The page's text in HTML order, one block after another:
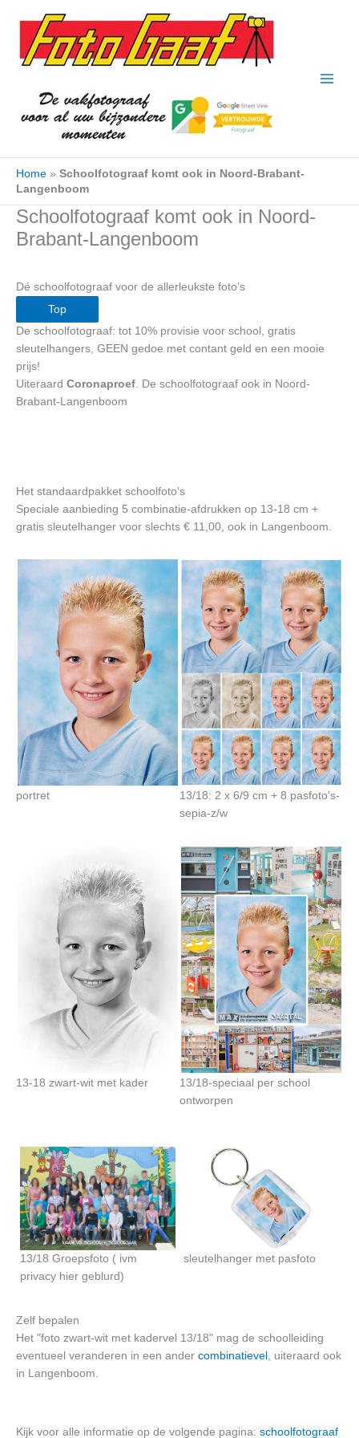
naar
inhoud
Home » Schoolfotograaf komt ook in Noord-Brabant-
Langenboom
Schoolfotograaf komt ook in Noord-
Brabant-Langenboom
Dé schoolfotograaf voor de allerleukste foto’s
Top
De schoolfotograaf: tot 10% provisie voor school, gratis
sleutelhangers, GEEN gedoe met contant geld en een mooie
prijs!
Uiteraard Coronaproef . De schoolfotograaf ook in Noord-
Brabant-Langenboom
Het standaardpakket schoolfoto's
Speciale aanbieding 5 combinatie-afdrukken op 13-18 cm +
gratis sleutelhanger voor slechts € 11,00, ook in Langenboom.
portret
13/18: 2 x 6/9 cm + 8 pasfoto's-
sepia-z/w
13-18 zwart-wit met kader
13/18-speciaal per school
ontworpen
13/18 Groepsfoto ( ivm
privacy hier geblurd)
sleutelhanger met pasfoto
Zelf bepalen
Het "foto zwart-wit met kadervel 13/18" mag de schoolleiding
eventueel veranderen in een ander combinatievel , uiteraard ook
in Langenboom.
Kijk voor alle informatie op de volgende pagina: schoolfotograaf